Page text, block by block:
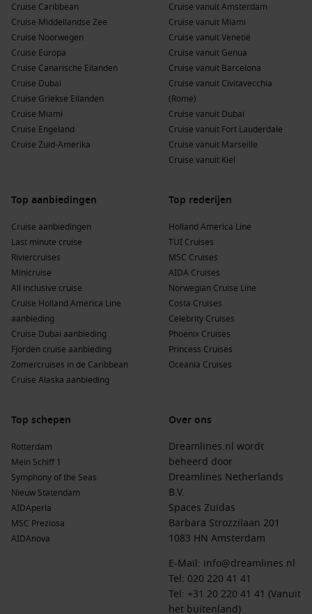
Cruise Caribbean
Cruise Middellandse Zee
Cruise Noorwegen
Cruise Europa
Cruise Canarische Eilanden
Cruise Dubai
Cruise Griekse Eilanden
Cruise Miami
Cruise Engeland
Cruise Zuid-Amerika
Cruise vanuit Amsterdam
Cruise vanuit Miami
Cruise vanuit Venetië
Cruise vanuit Genua
Cruise vanuit Barcelona
Cruise vanuit Civitavecchia
(Rome)
Cruise vanuit Dubai
Cruise vanuit Fort Lauderdale
Cruise vanuit Marseille
Cruise vanuit Kiel
Top aanbiedingen
Cruise aanbiedingen
Last minute cruise
Riviercruises
Minicruise
All inclusive cruise
Cruise Holland America Line
aanbieding
Cruise Dubai aanbieding
Fjorden cruise aanbieding
Zomercruises in de Caribbean
Cruise Alaska aanbieding
Top rederijen
Holland America Line
TUI Cruises
MSC Cruises
AIDA Cruises
Norwegian Cruise Line
Costa Cruises
Celebrity Cruises
Phoenix Cruises
Princess Cruises
Oceania Cruises
Top schepen
Rotterdam
Mein Schiff 1
Symphony of the Seas
Nieuw Statendam
AIDAperla
MSC Preziosa
AIDAnova
Over ons
Dreamlines.nl wordt
beheerd door
Dreamlines Netherlands
B.V.
Spaces Zuidas
Barbara Strozzilaan 201
1083 HN Amsterdam
E-Mail: info@dreamlines.nl
Tel: 020 220 41 41
Tel: +31 20 220 41 41 (Vanuit
het buitenland)